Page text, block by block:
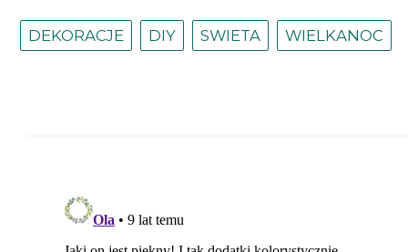
DEKORACJE DIY SWIETA WIELKANOC